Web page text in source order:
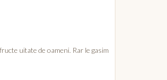
uitate de oameni. Rar le gasim